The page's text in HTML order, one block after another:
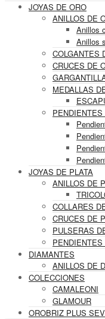
JOYAS DE ORO
ANILLOS DE
Anillos
Anillos
COLGANTES
CRUCES DE
MEDALLAS
JOYAS DE PLATA
ANILLOS DE
COLLARES
CRUCES DE
PULSERAS
PENDIENTES
DIAMANTES
ANILLOS DE
COLECCIONES
CAMALEONI
GLAMOUR
OROBRIZ PLUS